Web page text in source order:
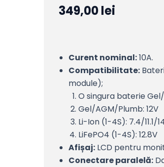
349,00lei
Curent nominal:10A.
Compatibilitate:
module);
O singura baterie
Gel/AGM/Plumb: 12V
Li-Ion (1-4S): 7.4/11.1/
LiFePO4 (1-4S): 12.8V
Afișaj: LCD pentru
Conectare paralelă: